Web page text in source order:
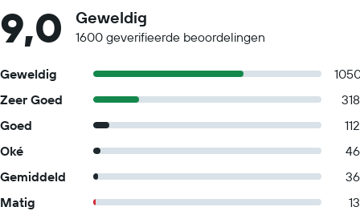
9,0 Geweldig
1600 geverifieerde beoordelingen
Geweldig
Zeer Goed
318
Goed
112
Oké
46
Gemiddeld
36
Matig
13